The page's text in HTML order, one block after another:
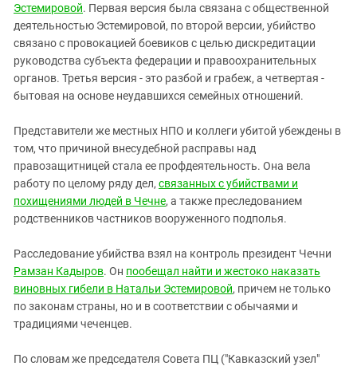
Эстемировой. Первая версия была связана с общественной
деятельностью Эстемировой, по второй версии, убийство
связано с провокацией боевиков с целью дискредитации
руководства субъекта федерации и правоохранительных
органов. Третья версия - это разбой и грабеж, а четвертая -
бытовая на основе неудавшихся семейных отношений.
Представители же местных НПО и коллеги убитой убеждены в
том, что причиной внесудебной расправы над
правозащитницей стала ее профдеятельность. Она вела
работу по целому ряду дел, связанных с убийствами и
похищениями людей в Чечне, а также преследованием
родственников частников вооруженного подполья.
Расследование убийства взял на контроль президент Чечни
Рамзан Кадыров. Он пообещал найти и жестоко наказать
виновных гибели в Натальи Эстемировой, причем не только
по законам страны, но и в соответствии с обычаями и
традициями чеченцев.
По словам же председателя Совета ПЦ ("Кавказский узел"